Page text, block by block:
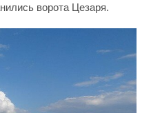
ворота Цезаря.